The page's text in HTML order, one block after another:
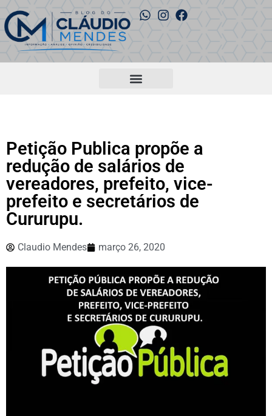
Petição Publica propõe a
redução de salários de
vereadores, prefeito, vice-
prefeito e secretários de
Cururupu.
Claudio Mendes março 26, 2020